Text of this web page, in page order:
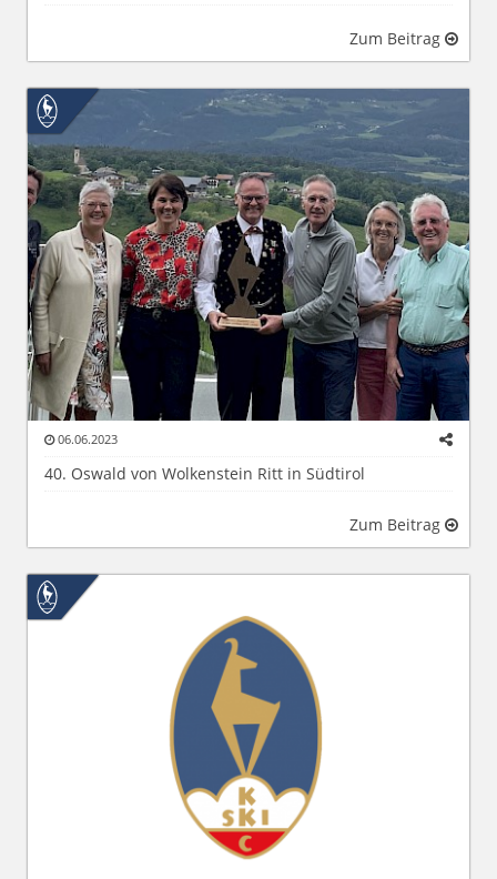
Zum Beitrag
06.06.2023
40. Oswald von Wolkenstein Ritt in Südtirol
Zum Beitrag